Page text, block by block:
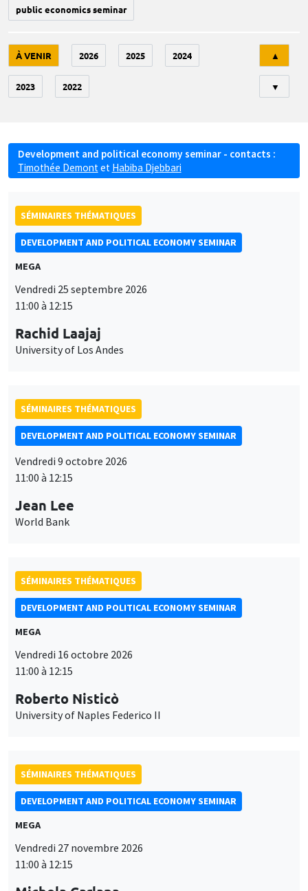
public economics seminar
À VENIR 2026 2025 2024
2023 2022
▲
▼
Development and political economy seminar - contacts :
Timothée Demont et Habiba Djebbari
SÉMINAIRES THÉMATIQUES
DEVELOPMENT AND POLITICAL ECONOMY SEMINAR
MEGA
Vendredi 25 septembre 2026
11:00 à 12:15
Rachid Laajaj
University of Los Andes
SÉMINAIRES THÉMATIQUES
DEVELOPMENT AND POLITICAL ECONOMY SEMINAR
Vendredi 9 octobre 2026
11:00 à 12:15
Jean Lee
World Bank
SÉMINAIRES THÉMATIQUES
DEVELOPMENT AND POLITICAL ECONOMY SEMINAR
MEGA
Vendredi 16 octobre 2026
11:00 à 12:15
Roberto Nisticò
University of Naples Federico II
SÉMINAIRES THÉMATIQUES
DEVELOPMENT AND POLITICAL ECONOMY SEMINAR
MEGA
Vendredi 27 novembre 2026
11:00 à 12:15